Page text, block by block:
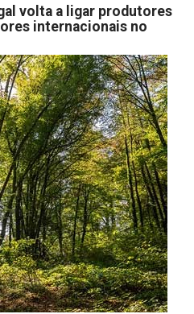
volta a ligar produtores
internacionais no